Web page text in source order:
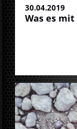
30.04.2019
Was es